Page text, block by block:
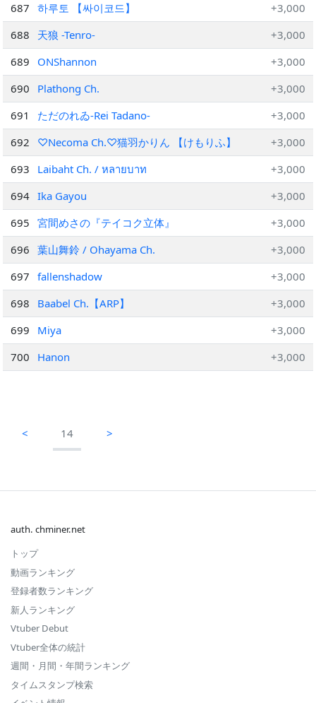
687
하루토 【싸이코드】
+3,000
688
天狼 -Tenro-
+3,000
689
ONShannon
+3,000
690
Plathong Ch.
+3,000
691
ただのれゐ-Rei Tadano-
+3,000
692
♡Necoma Ch.♡猫羽かりん 【けもりふ】
+3,000
693
Laibaht Ch. / หลายบาท
+3,000
694 Ika Gayou
+3,000
695
宮間めさの『テイコク立体』
+3,000
696
葉山舞鈴 / Ohayama Ch.
+3,000
697
fallenshadow
+3,000
698
Baabel Ch.【ARP】
+3,000
699
Miya
+3,000
700
Hanon +3,000
< 14 >
auth. chminer.net
トップ
動画ランキング
登録者数ランキング
新人ランキング
Vtuber Debut
Vtuber全体の統計
週間・月間・年間ランキング
タイムスタンプ検索